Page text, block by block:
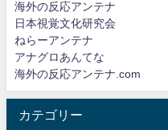
海外の反応アンテナ
日本視覚文化研究会
ねらーアンテナ
アナグロあんてな
海外の反応アンテナ.com
カテゴリー